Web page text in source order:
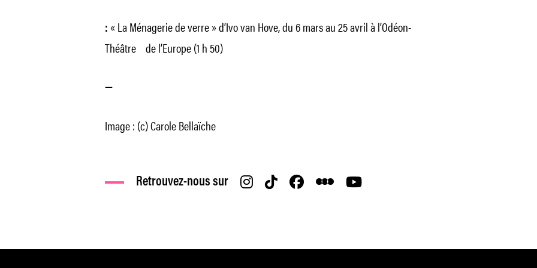
: « La Ménagerie de verre » d’Ivo van Hove, du 6 mars au 25 avril à l’Odéon-
Théâtre de l’Europe (1 h 50)
—
Image : (c) Carole Bellaïche
Retrouvez-nous sur